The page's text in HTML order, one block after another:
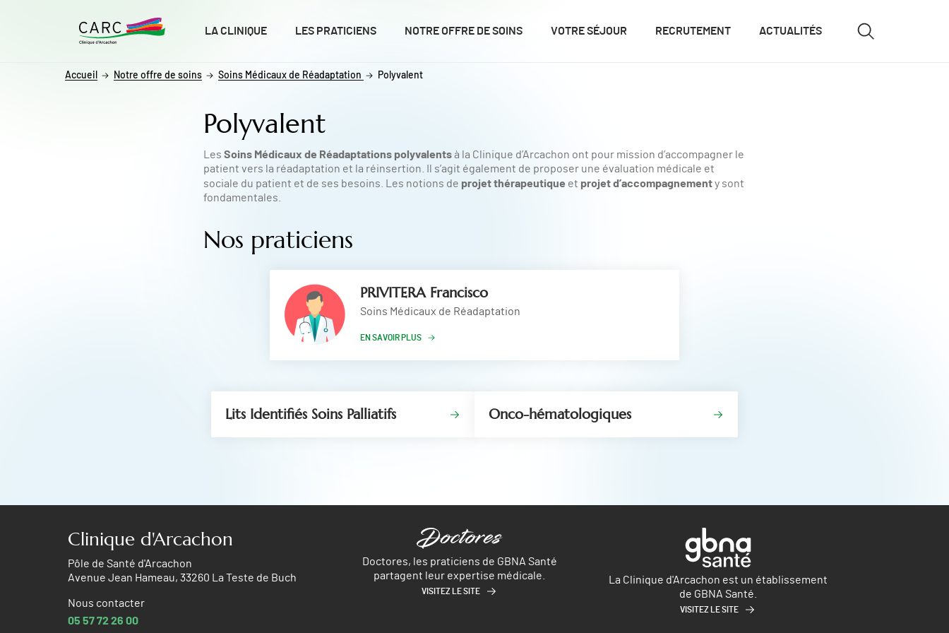
LA CLINIQUE LES PRATICIENS NOTRE OFFRE DE SOINS VOTRE SÉJOUR RECRUTEMENT ACTUALITÉS
Accueil Notre offre de soins Soins Médicaux de Réadaptation Polyvalent
Polyvalent
Les Soins Médicaux de Réadaptations polyvalentsà la Clinique d’Arcachon ont pour mission d’accompagner le
patient vers la réadaptation et la réinsertion. Il s’agit également de proposer une évaluation médicale et
sociale du patient et de ses besoins. Les notions de projet thérapeutique et projet d’accompagnementy sont
fondamentales.
Nos praticiens
PRIVITERA Francisco
Soins Médicaux de Réadaptation
EN SAVOIR PLUS
Lits Identifiés Soins Palliatifs Onco-hématologiques
Clinique d'Arcachon
Pôle de Santé d'Arcachon
Avenue Jean Hameau, 33260 La Teste de Buch
Nous contacter
05 57 72 26 00
Doctores, les praticiens de GBNA Santé
partagent leur expertise médicale.
VISITEZ LE SITE
La Clinique d'Arcachon est un établissement
de GBNA Santé.
VISITEZ LE SITE